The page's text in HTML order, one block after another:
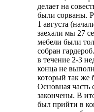
делает на
были сорваны.
1 августа
заехали мы 27
мебели были
собран
в течение 2-3
конца не
который так же
Основная часть
закончены. В
был прийти в